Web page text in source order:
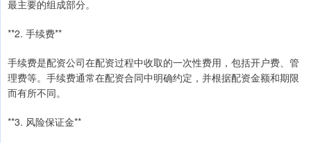
最主要的组成部分。
**2. 手续费**
手续费是配资公司在配资过程中收取的一次性费用，包括开户费、管
理费等。手续费通常在配资合同中明确约定，并根据配资金额和期限
而有所不同。
**3. 风险保证金**